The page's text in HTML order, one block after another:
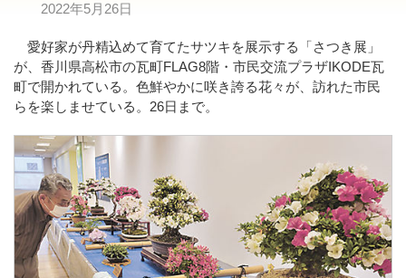
2022年5月26日
愛好家が丹精込めて育てたサツキを展示する「さつき展」
が、香川県高松市の瓦町FLAG8階・市民交流プラザIKODE瓦
町で開かれている。色鮮やかに咲き誇る花々が、訪れた市民
らを楽しませている。26日まで。